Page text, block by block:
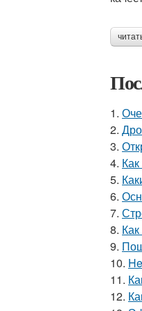
1.
2.
3.
4.
5.
6.
7.
8.
9.
10.
11.
12.